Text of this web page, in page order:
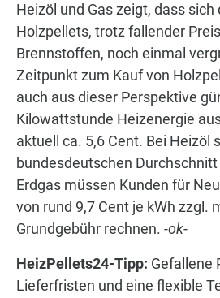
Heizöl und Gas zeigt, dass
Holzpellets, trotz fallender
Brennstoffen, noch einmal
Zeitpunkt zum Kauf von
auch aus dieser Perspektive
Kilowattstunde Heizenergie
aktuell ca. 5,6 Cent. Bei Heizöl
bundesdeutschen
Erdgas müssen Kunden für
von rund 9,7 Cent je kWh zzgl.
Grundgebühr rechnen. -ok-
HeizPellets24-Tipp: Gefallene
Lieferfristen und eine flexible